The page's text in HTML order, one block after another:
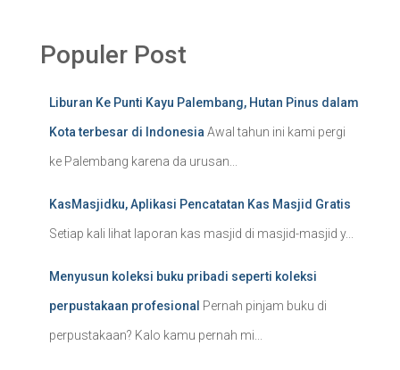
Populer Post
Liburan Ke Punti Kayu Palembang, Hutan Pinus dalam
Kota terbesar di IndonesiaAwal tahun ini kami pergi
ke Palembang karena da urusan...
KasMasjidku, Aplikasi Pencatatan Kas Masjid Gratis
Setiap kali lihat laporan kas masjid di masjid-masjid y...
Menyusun koleksi buku pribadi seperti koleksi
perpustakaan profesional Pernah pinjam buku di
perpustakaan? Kalo kamu pernah mi...